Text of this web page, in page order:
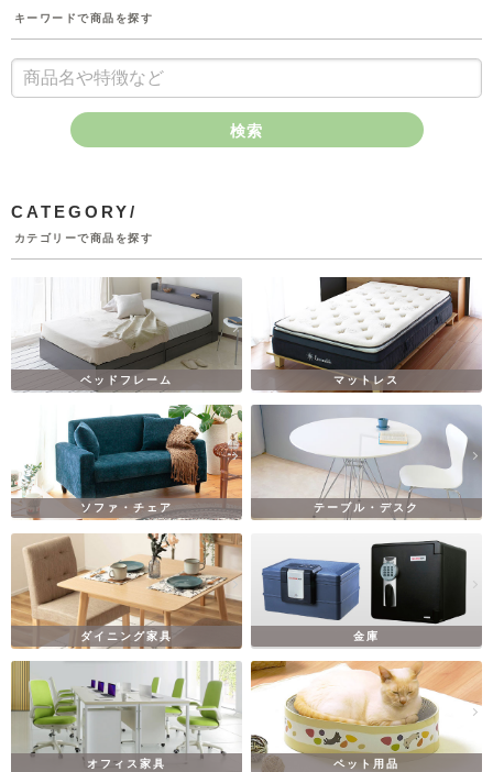
キーワードで商品を探す
検索
CATEGORY/
カテゴリーで商品を探す
ベッドフレーム マットレス
ソファ・チェア テーブル・デスク
ダイニング家具 金庫
オフィス家具 ペット用品